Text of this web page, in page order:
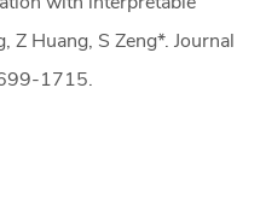
Z Huang, S Zeng*. Journal
1715.